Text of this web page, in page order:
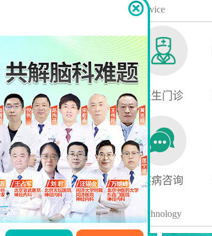
便民服务/ Service
就医须知 医生门诊
医保查询 疾病咨询
诊疗技术 / Technology